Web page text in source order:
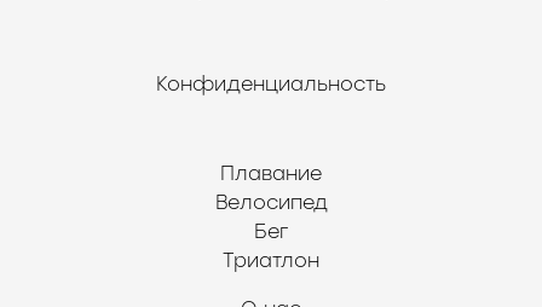
Конфиденциальность
Плавание
Велосипед
Бег
Триатлон